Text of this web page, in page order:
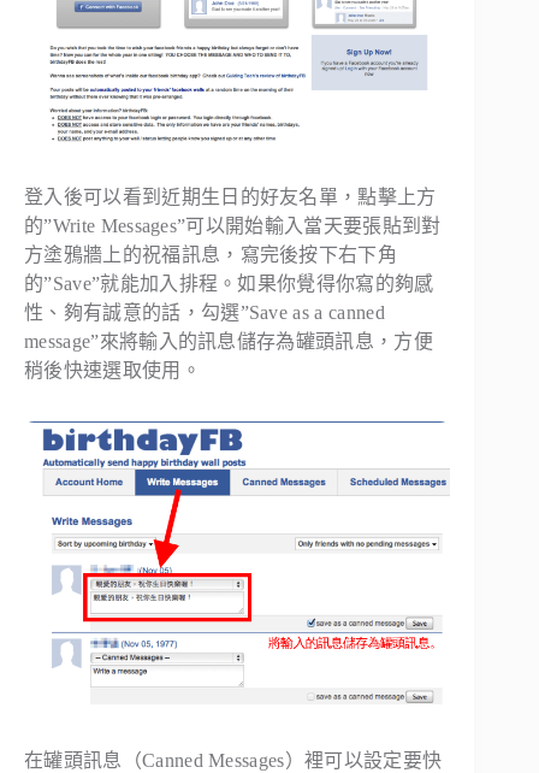
登入後可以看到近期生日的好友名單，點擊上方
的”Write Messages”可以開始輸入當天要張貼到對
方塗鴉牆上的祝福訊息，寫完後按下右下角
的”Save”就能加入排程。如果你覺得你寫的夠感
性、夠有誠意的話，勾選”Save as a canned
message”來將輸入的訊息儲存為罐頭訊息，方便
稍後快速選取使用。
在罐頭訊息（Canned Messages）裡可以設定要快